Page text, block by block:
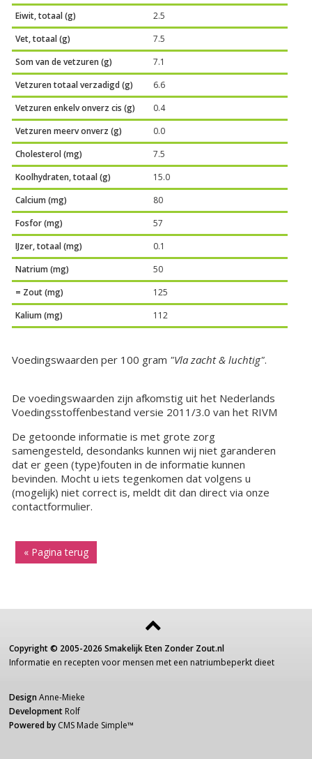
Eiwit, totaal (g)
2.5
Vet, totaal (g)
7.5
Som van de vetzuren (g)
7.1
Vetzuren totaal verzadigd (g)
6.6
Vetzuren enkelv onverz cis (g)
0.4
Vetzuren meerv onverz (g)
0.0
Cholesterol (mg)
7.5
Koolhydraten, totaal (g)
15.0
Calcium (mg)
80
Fosfor (mg)
57
IJzer, totaal (mg)
0.1
Natrium (mg)
50
= Zout (mg)
125
Kalium (mg)
112
Voedingswaarden per 100 gram "Vla zacht & luchtig".
De voedingswaarden zijn afkomstig uit het Nederlands
Voedingsstoffenbestand versie 2011/3.0 van het RIVM
De getoonde informatie is met grote zorg
samengesteld, desondanks kunnen wij niet garanderen
dat er geen (type)fouten in de informatie kunnen
bevinden. Mocht u iets tegenkomen dat volgens u
(mogelijk) niet correct is, meldt dit dan direct via onze
contactformulier.
« Pagina terug
Copyright © 2005-2026 Smakelijk Eten Zonder Zout.nl
Informatie en recepten voor mensen met een natriumbeperkt dieet
Design Anne-Mieke
Development Rolf
Powered by CMS Made Simple™